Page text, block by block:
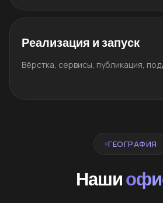
Реализация и запуск
Вёрстка, сервисы, публикация,
ГЕОГРАФИЯ
Наши